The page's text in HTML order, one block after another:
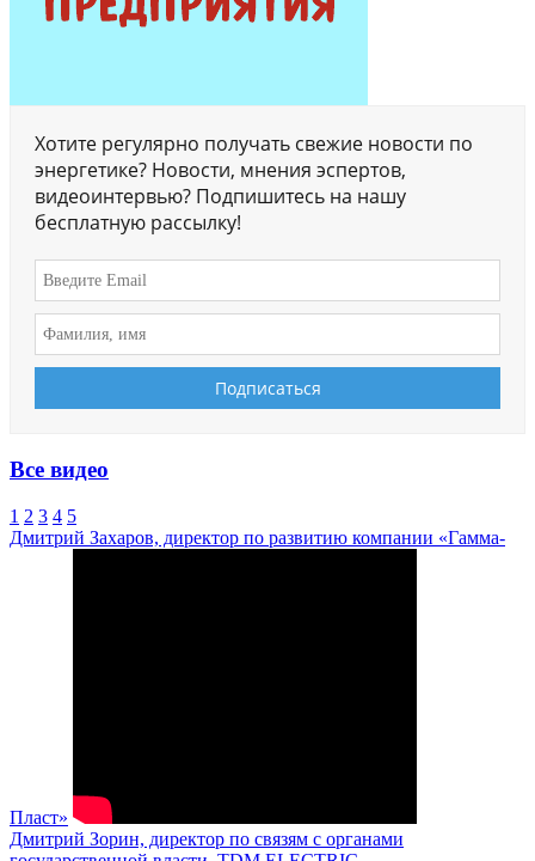
Хотите регулярно получать свежие новости по
энергетике? Новости, мнения эспертов,
видеоинтервью? Подпишитесь на нашу
бесплатную рассылку!
Все видео
1 2 3 4 5
Дмитрий Захаров, директор по развитию компании «Гамма-
Пласт»
Дмитрий Зорин, директор по связям с органами